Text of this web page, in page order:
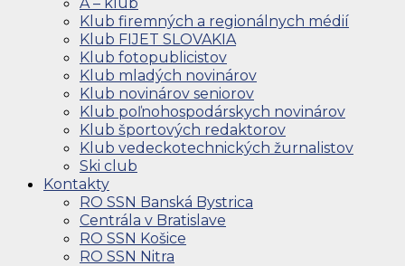
Klub firemných a regionálnych médií
Klub FIJET SLOVAKIA
Klub fotopublicistov
Klub mladých novinárov
Klub novinárov seniorov
Klub poľnohospodárskych novinárov
Klub športových redaktorov
Klub vedeckotechnických žurnalistov
Ski club
Kontakty
RO SSN Banská Bystrica
Centrála v Bratislave
RO SSN Košice
RO SSN Nitra